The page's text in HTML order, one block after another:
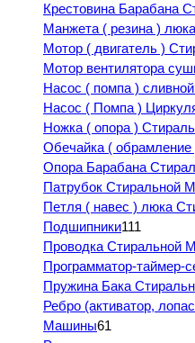
Крестовина Барабана
Манжета ( резина )
Мотор ( двигатель )
Мотор вентилятора
Насос ( помпа )
Насос ( Помпа )
Ножка ( опора )
Обечайка (
Опора Барабана
Патрубок Стиральной
Петля ( навес ) люка
Подшипники111
Проводка Стиральной
Программатор-таймер-
Пружина Бака
Ребро (активатор,
Машины61